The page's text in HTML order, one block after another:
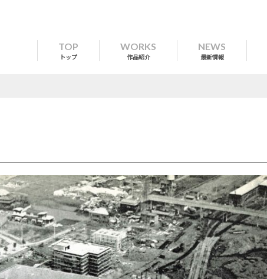
TOP
トップ
WORKS
作品紹介
NEWS
最新情報